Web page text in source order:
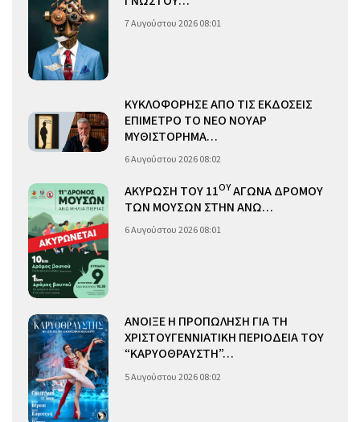
7 Αυγούστου 2026 08:01
ΚΥΚΛΟΦΟΡΗΣΕ ΑΠΟ ΤΙΣ ΕΚΔΟΣΕΙΣ
ΕΠΙΜΕΤΡΟ ΤΟ ΝΕΟ ΝΟΥΑΡ
ΜΥΘΙΣΤΟΡΗΜΑ…
6 Αυγούστου 2026 08:02
ΑΚΥΡΩΣΗ ΤΟΥ 11ΟΥΑΓΩΝΑ ΔΡΟΜΟΥ
ΤΩΝ ΜΟΥΣΩΝ ΣΤΗΝ ΑΝΩ…
6 Αυγούστου 2026 08:01
ΑΝΟΙΞΕ Η ΠΡΟΠΩΛΗΣΗ ΓΙΑ ΤΗ
ΧΡΙΣΤΟΥΓΕΝΝΙΑΤΙΚΗ ΠΕΡΙΟΔΕΙΑ ΤΟΥ
“ΚΑΡΥΟΘΡΑΥΣΤΗ”…
5 Αυγούστου 2026 08:02